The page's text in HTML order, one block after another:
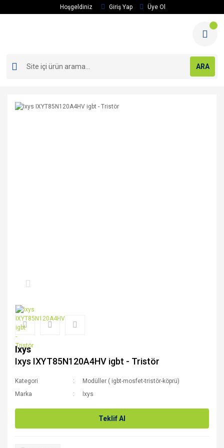
Hoşgeldiniz Giriş Yap Üye Ol
ARA
Ixys
Ixys IXYT85N120A4HV igbt - Tristör
Kategori
Modüller ( igbt-mosfet-tristör-köprü)
Marka
Ixys
Teklif Al